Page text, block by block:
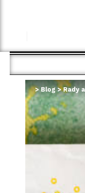
>Blog >Rady